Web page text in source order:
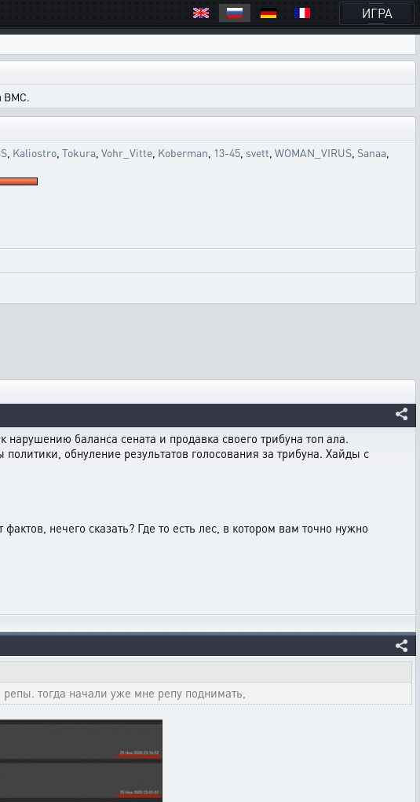
ИГРА
ВМС.
Kaliostro Tokura Vohr_Vitte Koberman 13-45 svett WOMAN_VIRUS Sanaa
баланса сената и продавка своего трибуна топ ала.
обнуление результатов голосования за трибуна. Хайды с
нечего сказать? Где то есть лес, в котором вам точно нужно
тогда начали уже мне репу поднимать,